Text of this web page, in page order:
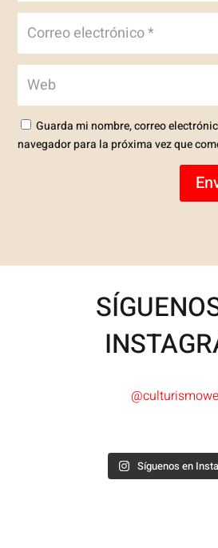
Guarda mi nombre, correo
navegador para la próxima vez que
Síguenos en